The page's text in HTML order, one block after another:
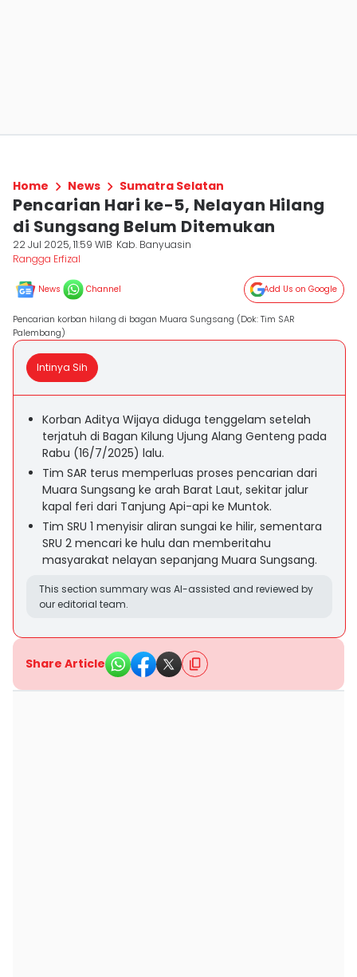
Home News Sumatra Selatan
Pencarian Hari ke-5, Nelayan Hilang
di Sungsang Belum Ditemukan
22 Jul 2025, 11:59 WIB Kab. Banyuasin
Rangga Erfizal
News Channel Add Us on Google
Pencarian korban hilang di bagan Muara Sungsang (Dok: Tim SAR
Palembang)
Intinya Sih
Korban Aditya Wijaya diduga tenggelam setelah
terjatuh di Bagan Kilung Ujung Alang Genteng pada
Rabu (16/7/2025) lalu.
Tim SAR terus memperluas proses pencarian dari
Muara Sungsang ke arah Barat Laut, sekitar jalur
kapal feri dari Tanjung Api-api ke Muntok.
Tim SRU 1 menyisir aliran sungai ke hilir, sementara
SRU 2 mencari ke hulu dan memberitahu
masyarakat nelayan sepanjang Muara Sungsang.
This section summary was AI-assisted and reviewed by
our editorial team.
Share Article